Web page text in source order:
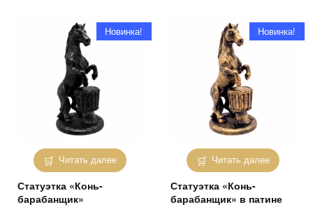
Читать далее
Новинка!
Статуэтка «Конь-
барабанщик»
Читать далее
Новинка!
Статуэтка «Конь-
барабанщик» в патине